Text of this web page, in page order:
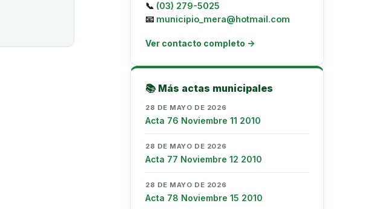
📞 (03) 279-5025
📧 municipio_mera@hotmail.com
Ver contacto completo →
📚 Más actas municipales
28 DE MAYO DE 2026
Acta 76 Noviembre 11 2010
28 DE MAYO DE 2026
Acta 77 Noviembre 12 2010
28 DE MAYO DE 2026
Acta 78 Noviembre 15 2010